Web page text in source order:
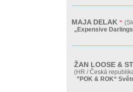
MAJA DELAK »
„Expensive
ŽAN LOOSE &
(HR / Česká
”POK & ROK“